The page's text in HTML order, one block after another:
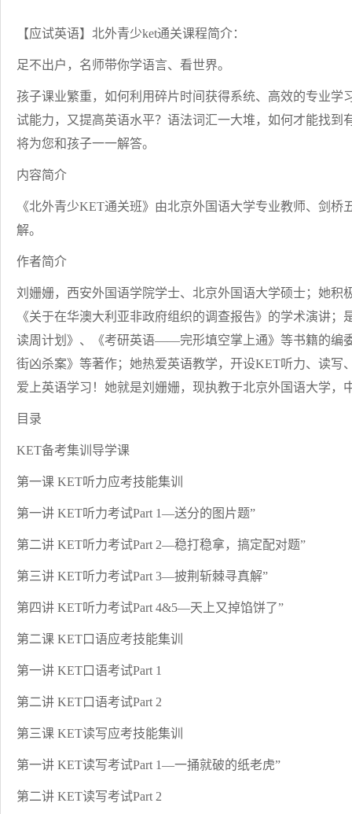
【应试英语】北外青少ket通关课程简介：
足不出户，名师带你学语言、看世界。
孩子课业繁重，如何利用碎片时间获得系统、高效的专业
试能力，又提高英语水平？语法词汇一大堆，如何才能找
将为您和孩子一一解答。
内容简介
《北外青少KET通关班》由北京外国语大学专业教师、剑
解。
作者简介
刘姗姗，西安外国语学院学士、北京外国语大学硕士；她
《关于在华澳大利亚非政府组织的调查报告》的学术演
读周计划》、《考研英语——完形填空掌上通》等书籍的编
街凶杀案》等著作；她热爱英语教学，开设KET听力、读
爱上英语学习！她就是刘姗姗，现执教于北京外国语大学，
目录
KET备考集训导学课
第一课 KET听力应考技能集训
第一讲 KET听力考试Part 1—送分的图片题”
第二讲 KET听力考试Part 2—稳打稳拿，搞定配对题”
第三讲 KET听力考试Part 3—披荆斩棘寻真解”
第四讲 KET听力考试Part 4&5—天上又掉馅饼了”
第二课 KET口语应考技能集训
第一讲 KET口语考试Part 1
第二讲 KET口语考试Part 2
第三课 KET读写应考技能集训
第一讲 KET读写考试Part 1—一捅就破的纸老虎”
第二讲 KET读写考试Part 2